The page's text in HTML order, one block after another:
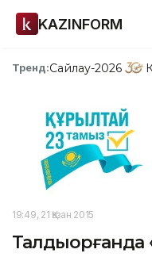
KAZINFORM
Тренд:Сайлау-2026
19:49, 21 Қазан 2015